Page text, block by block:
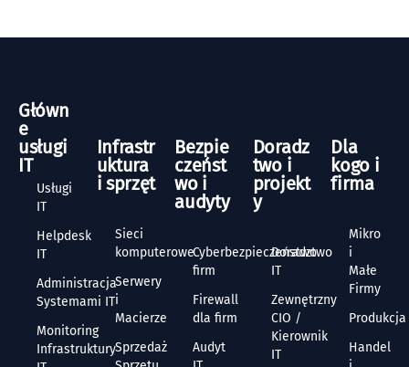
Główn
e
usługi
IT
Usługi
IT
Helpdesk
IT
Administracja
Systemami IT
Monitoring
Infrastruktury
Infrastr
uktura
i sprzęt
Sieci
komputerowe
Serwery
i
Macierze
Sprzedaż
Bezpie
czeńst
wo i
audyty
Cyberbezpieczeństwo
firm
Firewall
dla firm
Audyt
Doradz
two i
projekt
y
Doradztwo
IT
Zewnętrzny
CIO /
Kierownik
IT
Dla
kogo i
firma
Mikro
i
Małe
Firmy
Produkcja
Handel